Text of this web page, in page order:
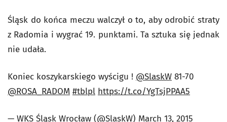
Śląsk do końca meczu walczył o to, aby odrobić straty
z Radomia i wygrać 19. punktami. Ta sztuka się jednak
nie udała.
Koniec koszykarskiego wyścigu ! @SlaskW 81-70
@ROSA_RADOM #tblpl https://t.co/YgTsjPPAA5
— WKS Śląsk Wrocław (@SlaskW) March 13, 2015